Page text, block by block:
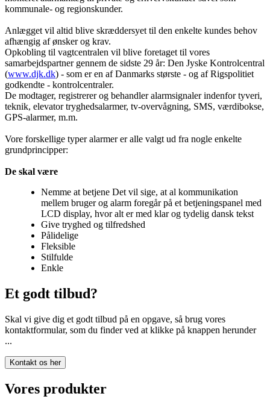
kommunale- og regionskunder.
Anlægget vil altid blive skræddersyet til den enkelte kundes behov
afhængig af ønsker og krav.
Opkobling til vagtcentralen vil blive foretaget til vores
samarbejdspartner gennem de sidste 29 år: Den Jyske Kontrolcentral
(www.djk.dk) - som er en af Danmarks største - og af Rigspolitiet
godkendte - kontrolcentraler.
De modtager, registrerer og behandler alarmsignaler indenfor tyveri,
teknik, elevator tryghedsalarmer, tv-overvågning, SMS, værdibokse,
GPS-alarmer, m.m.
Vore forskellige typer alarmer er alle valgt ud fra nogle enkelte
grundprincipper:
De skal være
Nemme at betjene Det vil sige, at al kommunikation
mellem bruger og alarm foregår på et betjeningspanel med
LCD display, hvor alt er med klar og tydelig dansk tekst
Give tryghed og tilfredshed
Pålidelige
Fleksible
Stilfulde
Enkle
Et godt tilbud?
Skal vi give dig et godt tilbud på en opgave, så brug vores
kontaktformular, som du finder ved at klikke på knappen herunder
...
Vores produkter